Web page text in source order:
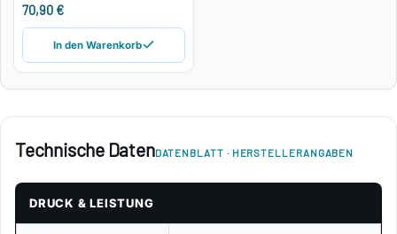
70,90 €
In den Warenkorb
Technische DatenDATENBLATT · HERSTELLERANGABEN
DRUCK & LEISTUNG